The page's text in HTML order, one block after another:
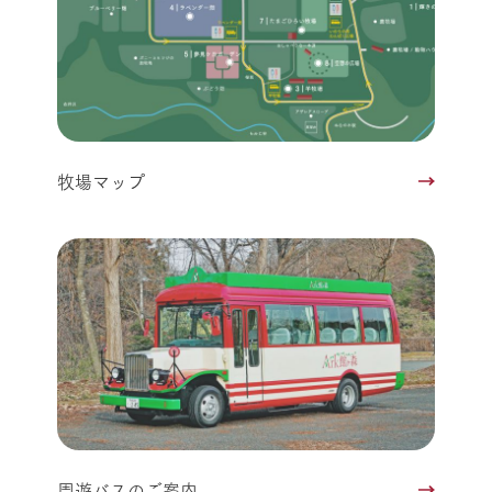
牧場マップ